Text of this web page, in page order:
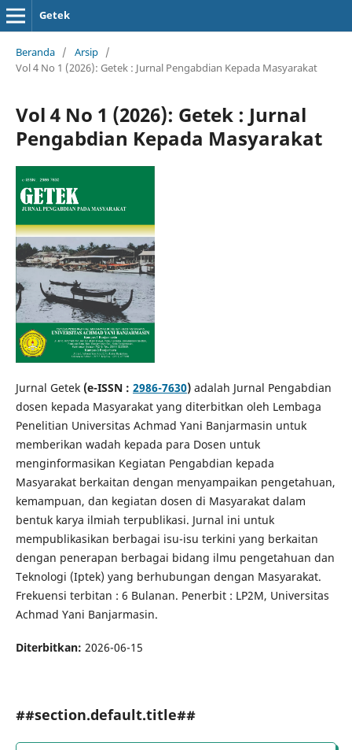
Getek
Beranda / Arsip /
Vol 4 No 1 (2026): Getek : Jurnal Pengabdian Kepada Masyarakat
Vol 4 No 1 (2026): Getek : Jurnal
Pengabdian Kepada Masyarakat
Jurnal Getek (e-ISSN : 2986-7630)adalah Jurnal Pengabdian
dosen kepada Masyarakat yang diterbitkan oleh Lembaga
Penelitian Universitas Achmad Yani Banjarmasin untuk
memberikan wadah kepada para Dosen untuk
menginformasikan Kegiatan Pengabdian kepada
Masyarakat berkaitan dengan menyampaikan pengetahuan,
kemampuan, dan kegiatan dosen di Masyarakat dalam
bentuk karya ilmiah terpublikasi. Jurnal ini untuk
mempublikasikan berbagai isu-isu terkini yang berkaitan
dengan penerapan berbagai bidang ilmu pengetahuan dan
Teknologi (Iptek) yang berhubungan dengan Masyarakat.
Frekuensi terbitan : 6 Bulanan. Penerbit : LP2M, Universitas
Achmad Yani Banjarmasin.
Diterbitkan: 2026-06-15
##section.default.title##